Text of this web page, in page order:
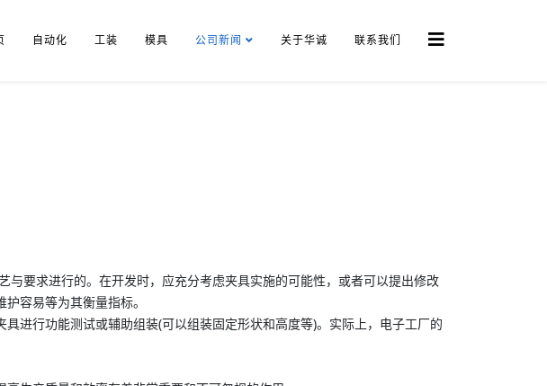
自动化 工装 模具 公司新闻 关于华诚 联系我们
要求进行的。在开发时，应充分考虑夹具实施的可能性，或者可以提出修改
容易等为其衡量指标。
进行功能测试或辅助组装(可以组装固定形状和高度等)。实际上，电子工厂的